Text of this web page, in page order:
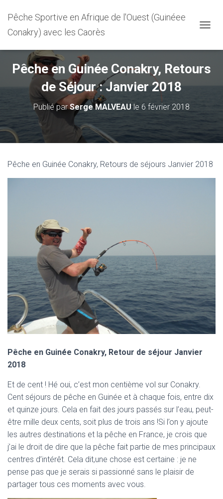
Pêche Sportive en Afrique de l'Ouest (Guinéee
Conakry) avec les Caorès
P
I
Pêche en Guinée Conakry, Retours
de Séjour : Janvier 2018
Publié parSerge MALVEAUle 6 février 2018
Pêche en Guinée Conakry, Retours de séjours Janvier 2018
Pêche en Guinée Conakry, Retour de séjour Janvier
2018
Et de cent ! Hé oui, c’est mon centième vol sur Conakry.
Cent séjours de pêche en Guinée et à chaque fois, entre dix
et quinze jours. Cela en fait des jours passés sur l’eau, peut-
être mille deux cents, soit plus de trois ans !Si l’on y ajoute
les autres destinations et la pêche en France, je crois que
j’ai le droit de dire que la pêche fait partie de mes principaux
centres d’intérêt. Cela dit,une chose est certaine : je ne
pense pas que je serais si passionné sans le plaisir de
partager tous ces moments avec vous.